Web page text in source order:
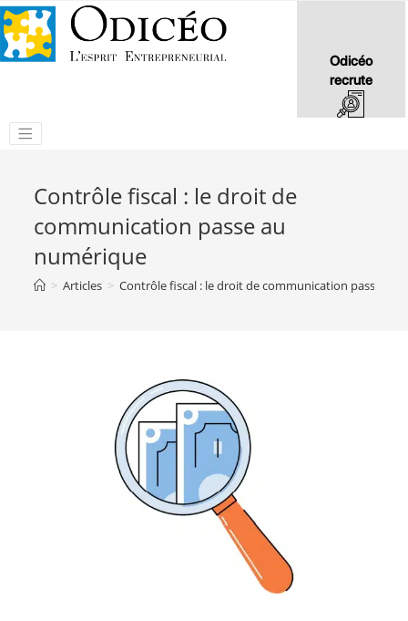
Odicéo
recrute
Contrôle fiscal : le droit de
communication passe au
numérique
> Articles > Contrôle fiscal : le droit de communication passe au